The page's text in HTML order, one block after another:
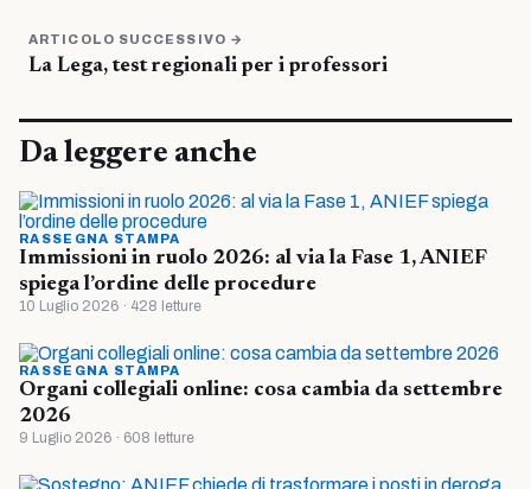
ARTICOLO SUCCESSIVO →
La Lega, test regionali per i professori
Da leggere anche
RASSEGNA STAMPA
Immissioni in ruolo 2026: al via la Fase 1, ANIEF
spiega l’ordine delle procedure
10 Luglio 2026 · 428 letture
RASSEGNA STAMPA
Organi collegiali online: cosa cambia da settembre
2026
9 Luglio 2026 · 608 letture